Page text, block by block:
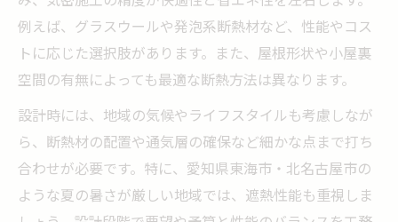
注文住宅ならではの断熱住宅の魅力を解説
注文住宅で暮らしやすい断熱住宅を目指す
例えば、グラスウールや発泡系断熱材など、性能やコス
トに応じた選択肢があります。また、屋根形状や小屋裏
空間の有無によっても最適な断熱方法は異なります。
設計時には、地域の気候やライフスタイルも考慮しなが
ら、断熱材の配置や通気層の確保など細かな点まで打ち
合わせが必要です。特に、愛知県東海市・北名古屋市の
ような夏の暑さが厳しい地域では、遮熱性能も重視しま